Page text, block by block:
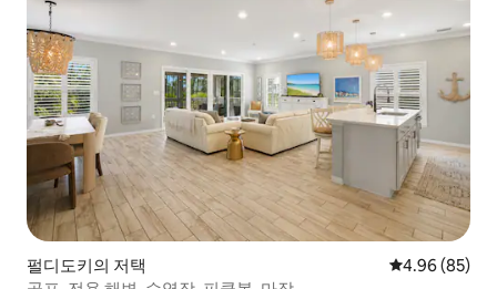
펄디도키의 저택 평점 4.96점(5
4.96 (85)